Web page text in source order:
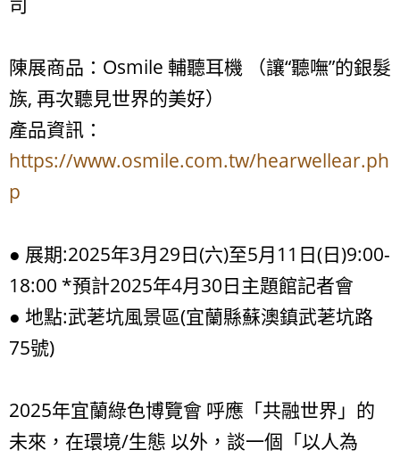
陳展商品：Osmile 輔聽耳機 （讓“聽嘸”的銀髮
族, 再次聽見世界的美好）
產品資訊：
https://www.osmile.com.tw/hearwellear.ph
p
● 展期:2025年3月29日(六)至5月11日(日)9:00-
18:00 *預計2025年4月30日主題館記者會
● 地點:武荖坑風景區(宜蘭縣蘇澳鎮武荖坑路
75號)
2025年宜蘭綠色博覽會 呼應「共融世界」的
未來，在環境/生態 以外，談一個「以人為